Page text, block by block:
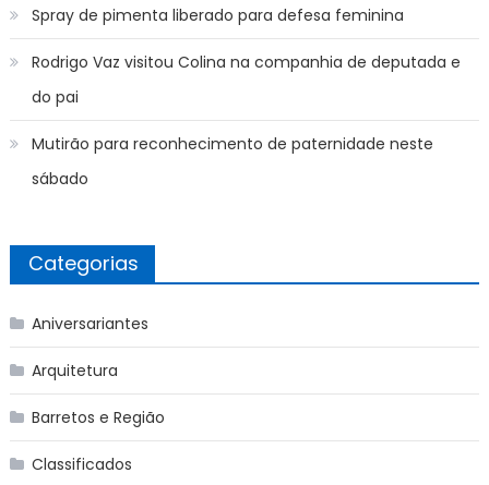
Spray de pimenta liberado para defesa feminina
Rodrigo Vaz visitou Colina na companhia de deputada e
do pai
Mutirão para reconhecimento de paternidade neste
sábado
Categorias
Aniversariantes
Arquitetura
Barretos e Região
Classificados